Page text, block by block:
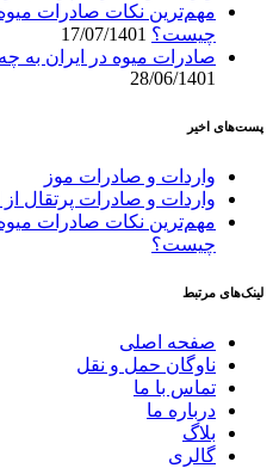
مهم‌ترین نکات صادرات
چیست؟ 17/07/1401
صادرات میوه در ایران به
28/06/1401
پست‌های اخیر
واردات و صادرات موز
واردات و صادرات پرتقال از
مهم‌ترین نکات صادرات
چیست؟
لینک‌های مرتبط
صفحه اصلی
ناوگان حمل و نقل
تماس با ما
درباره ما
بلاگ
گالری